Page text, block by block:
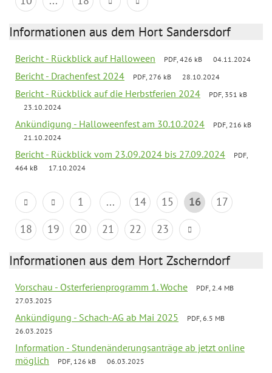
Informationen aus dem Hort Sandersdorf
Bericht - Rückblick auf Halloween PDF, 426 kB 04.11.2024
Bericht - Drachenfest 2024 PDF, 276 kB 28.10.2024
Bericht - Rückblick auf die Herbstferien 2024
PDF, 351 kB
23.10.2024
Ankündigung - Halloweenfest am 30.10.2024
PDF, 216 kB
21.10.2024
Bericht - Rückblick vom 23.09.2024 bis 27.09.2024
PDF,
464 kB
17.10.2024
1 ... 14 15 16
17
18
19 20 21 22 23
Informationen aus dem Hort Zscherndorf
Vorschau - Osterferienprogramm 1. Woche
PDF, 2.4 MB
27.03.2025
Ankündigung - Schach-AG ab Mai 2025
PDF, 6.5 MB
26.03.2025
Information - Stundenänderungsanträge ab jetzt online
möglich
PDF, 126 kB 06.03.2025